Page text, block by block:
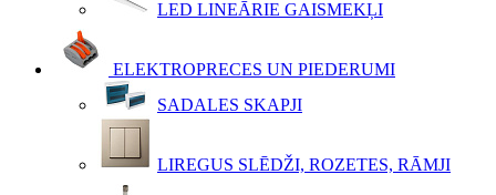
LED LINEĀRIE GAISMEKĻI
ELEKTROPRECES UN PIEDERUMI
SADALES SKAPJI
LIREGUS SLĒDŽI, ROZETES, RĀMJI